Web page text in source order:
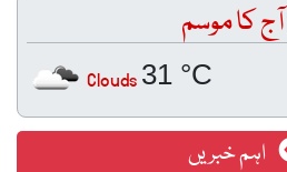
آج کا موسم
31 °C
Clouds
اہم خبریں